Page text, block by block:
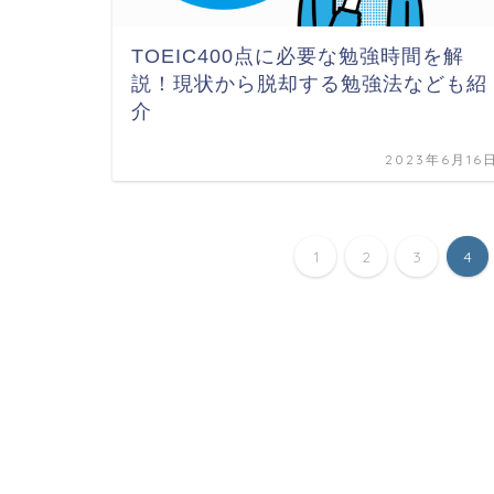
TOEIC400点に必要な勉強時間を解
説！現状から脱却する勉強法なども紹
介
2023年6月16日
1 2 3 4